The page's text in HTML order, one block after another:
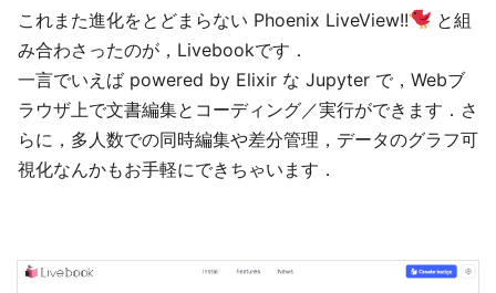
これまた進化をとどまらない Phoenix LiveView!!
と組
み合わさったのが，Livebookです．
一言でいえば powered by Elixir な Jupyter で，Webブ
ラウザ上で文書編集とコーディング／実行ができます．さ
らに，多人数での同時編集や差分管理，データのグラフ可
視化なんかもお手軽にできちゃいます．